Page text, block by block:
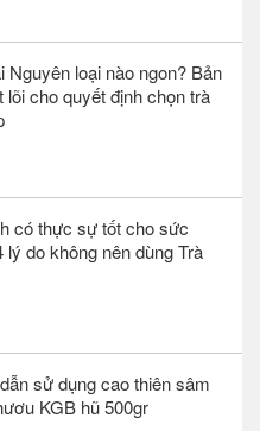
Nguyên loại nào ngon? Bản
lõi cho quyết định chọn trà
có thực sự tốt cho sức
lý do không nên dùng Trà
sử dụng cao thiên sâm
KGB hũ 500gr